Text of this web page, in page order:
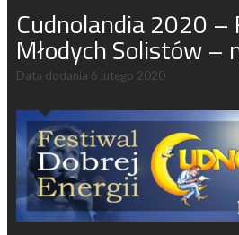
Cudnolandia 2020 –
Młodych Solistów –
Data dodania 6 lutego 2020